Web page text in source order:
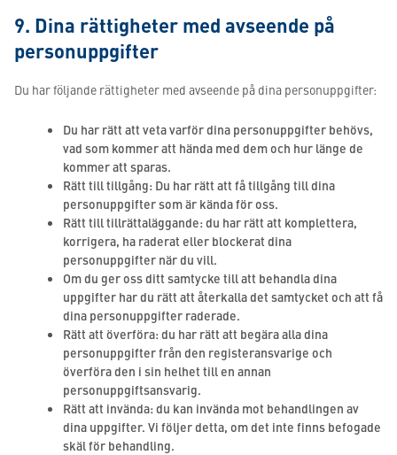
9. Dina rättigheter med avseende på
personuppgifter
Du har följande rättigheter med avseende på dina personuppgifter:
Du har rätt att veta varför dina personuppgifter behövs,
vad som kommer att hända med dem och hur länge de
kommer att sparas.
Rätt till tillgång: Du har rätt att få tillgång till dina
personuppgifter som är kända för oss.
Rätt till tillrättaläggande: du har rätt att komplettera,
korrigera, ha raderat eller blockerat dina
personuppgifter när du vill.
Om du ger oss ditt samtycke till att behandla dina
uppgifter har du rätt att återkalla det samtycket och att få
dina personuppgifter raderade.
Rätt att överföra: du har rätt att begära alla dina
personuppgifter från den registeransvarige och
överföra den i sin helhet till en annan
personuppgiftsansvarig.
Rätt att invända: du kan invända mot behandlingen av
dina uppgifter. Vi följer detta, om det inte finns befogade
skäl för behandling.